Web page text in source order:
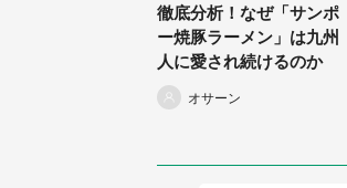
徹底分析！なぜ「サンポ
ー焼豚ラーメン」は九州
人に愛され続けるのか
オサーン